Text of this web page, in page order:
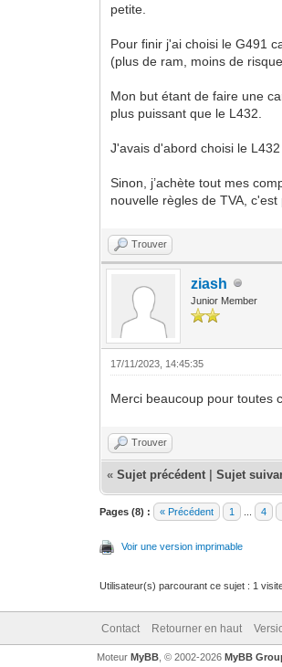
petite.
Pour finir j'ai choisi le G491
(plus de ram, moins de
Mon but étant de faire une
plus puissant que le L432.
J'avais d'abord choisi le
Sinon, j’achète tout mes
nouvelle règles de TVA, c'est
Trouver
ziash
Junior Member
17/11/2023, 14:45:35
Merci beaucoup pour toutes
Trouver
«Sujet précédent |Sujet
Pages (8) : « Précédent 1 4
Voir une version imprimable
Utilisateur(s) parcourant ce sujet : 1
Contact Retourner en haut
Moteur MyBB, © 2002-2026 MyBB